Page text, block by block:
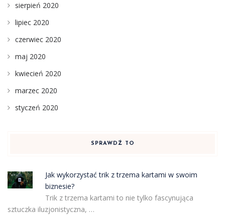
sierpień 2020
lipiec 2020
czerwiec 2020
maj 2020
kwiecień 2020
marzec 2020
styczeń 2020
SPRAWDŹ TO
Jak wykorzystać trik z trzema kartami w swoim
biznesie?
Trik z trzema kartami to nie tylko fascynująca
sztuczka iluzjonistyczna, …